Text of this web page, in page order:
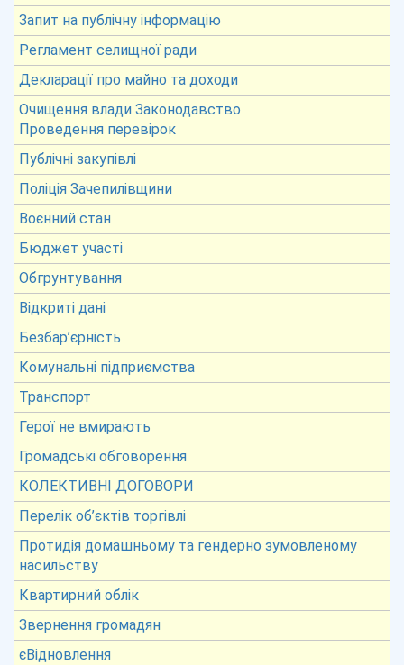
Запит на публічну інформацію
Регламент селищної ради
Декларації про майно та доходи
Очищення влади Законодавство
Проведення перевірок
Публічні закупівлі
Поліція Зачепилівщини
Воєнний стан
Бюджет участі
Обгрунтування
Відкриті дані
Безбар’єрність
Комунальні підприємства
Транспорт
Герої не вмирають
Громадські обговорення
КОЛЕКТИВНІ ДОГОВОРИ
Перелік об’єктів торгівлі
Протидія домашньому та гендерно зумовленому
насильству
Квартирний облік
Звернення громадян
єВідновлення